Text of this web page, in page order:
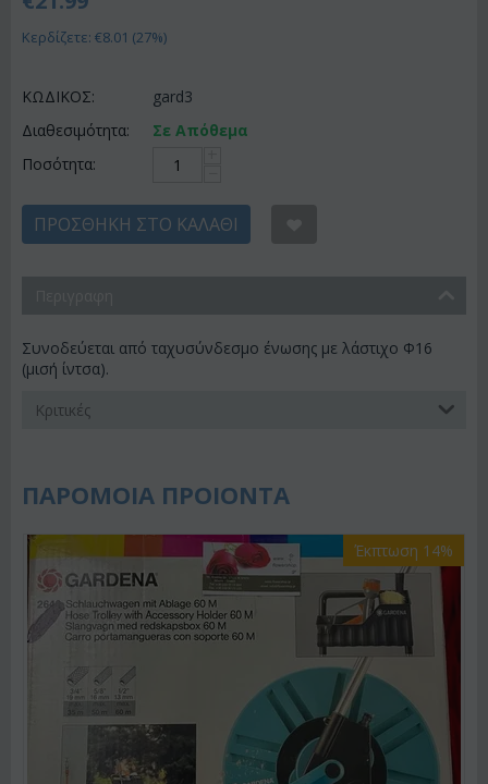
Κερδίζετε: €8.01 (27%)
ΚΩΔΙΚΟΣ:
gard3
Διαθεσιμότητα:
Σε Απόθεμα
Ποσότητα:
ΠΡΟΣΘΉΚΗ ΣΤΟ ΚΑΛΆΘΙ
Συνοδεύεται από ταχυσύνδεσμο ένωσης με λάστιχο Φ16
(μισή ίντσα).
Κριτικές
ΠΑΡΟΜΟΙΑ ΠΡΟΙΟΝΤΑ
Έκπτωση 14%